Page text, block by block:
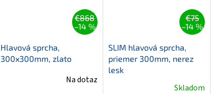
€868
–14 %
Hlavová sprcha,
300x300mm, zlato
Na dotaz
€75
–14 %
SLIM hlavová sprcha,
priemer 300mm, nerez
lesk
Skladom